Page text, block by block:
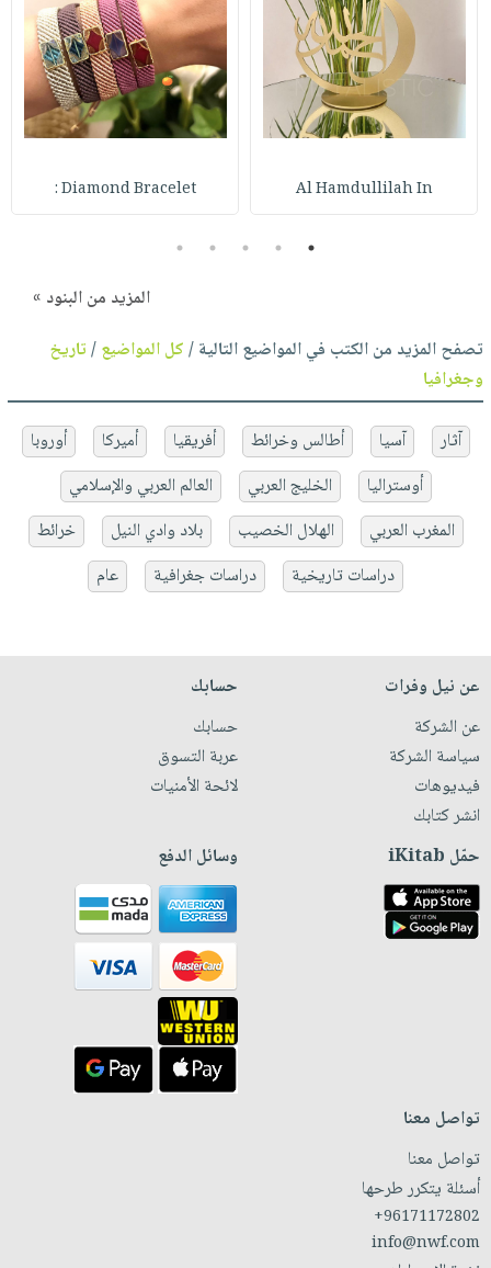
Al Hamdullilah In
Diamond Bracelet :
1
2
3
4
5
المزيد من البنود »
تصفح المزيد من الكتب في المواضيع التالية /كل المواضيع/تاريخ
وجغرافيا
آثار آسيا أطالس وخرائط أفريقيا أميركا
أوروبا
أوستراليا
الخليج العربي
العالم العربي والإسلامي
المغرب العربي
الهلال الخصيب بلاد وادي النيل
خرائط
دراسات تاريخية
دراسات جغرافية عام
عن نيل وفرات
عن الشركة
سياسة الشركة
فيديوهات
انشر كتابك
حسابك
حسابك
عربة التسوق
لائحة الأمنيات
حمّل iKitab وسائل الدفع
تواصل معنا
تواصل معنا
أسئلة يتكرر طرحها
+96171172802
info@nwf.com